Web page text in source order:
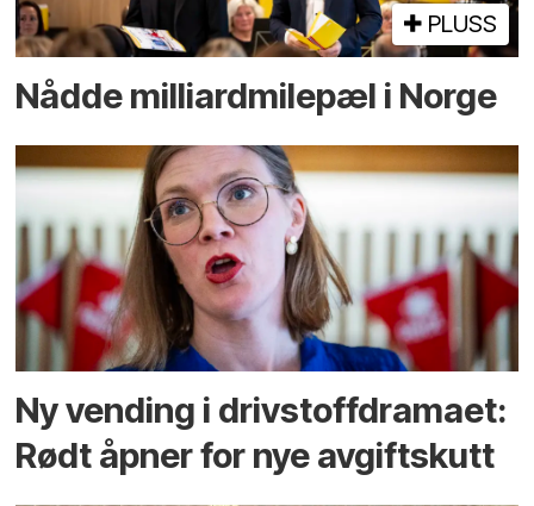
PLUSS
Nådde milliard­­milepæl i Norge
Ny vending i drivstoffdramaet:
Rødt åpner for nye avgiftskutt